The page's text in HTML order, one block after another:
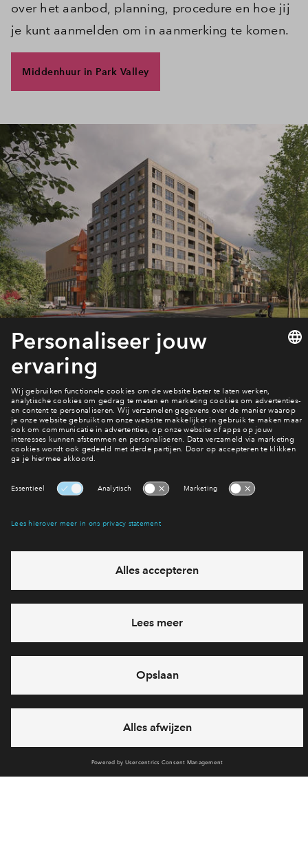
Inloggen
over het aanbod, planning, procedure en hoe jij
je kunt aanmelden om in aanmerking te komen.
Middenhuur in Park Valley
Huren in Park Valley
Hiermee blijf je op de hoogte van het belangrijkste nieuws en
Ja, ik wil mij aanmelden
Heb je een vraag en wil je direct antwoord? Bel ons op088-
7122667
6 dagen per week beschikbaar (behalve tijdens
via telefoon